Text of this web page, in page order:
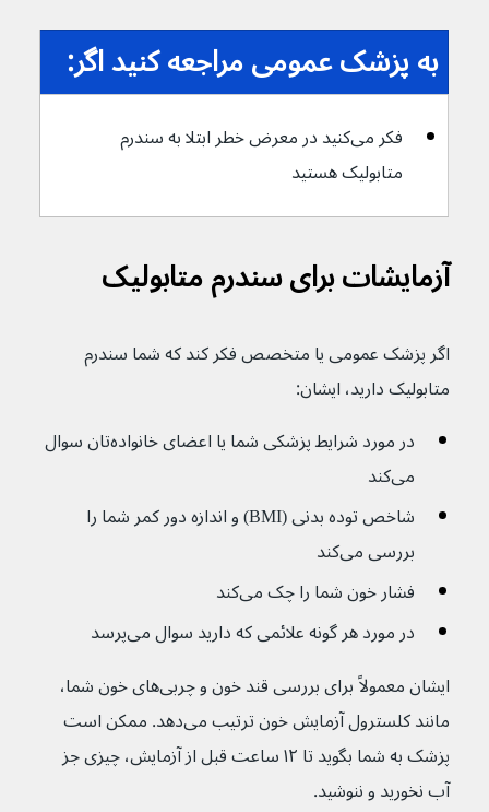
به پزشک عمومی مراجعه کنید اگر:
فکر می‌کنید در معرض خطر ابتلا به سندرم
متابولیک هستید
آزمایشات برای سندرم متابولیک
اگر پزشک عمومی یا متخصص فکر کند که شما سندرم
متابولیک دارید، ایشان:
در مورد شرایط پزشکی شما یا اعضای خانواده‌تان سوال
می‌کند
شاخص توده بدنی (BMI) و اندازه دور کمر شما را
بررسی می‌کند
فشار خون شما را چک می‌کند
در مورد هر گونه علائمی که دارید سوال می‌پرسد
ایشان معمولاً برای بررسی قند خون و چربی‌های خون شما،
مانند کلسترول آزمایش خون ترتیب می‌دهد. ممکن است
پزشک به شما بگوید تا ۱۲ ساعت قبل از آزمایش، چیزی جز
آب نخورید و ننوشید.